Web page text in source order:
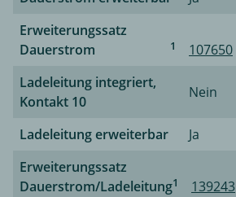
Erweiterungssatz
Dauerstrom
1
107650
Ladeleitung integriert,
Kontakt 10
Nein
Ladeleitung erweiterbar
Ja
Erweiterungssatz
Dauerstrom/Ladeleitung1
139243